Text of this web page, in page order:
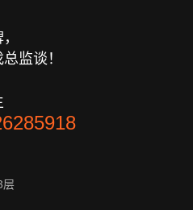
监谈！
层